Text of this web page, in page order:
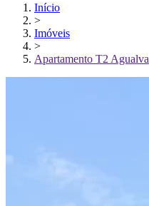
Início
>
Imóveis
>
Apartamento T2 Agualva